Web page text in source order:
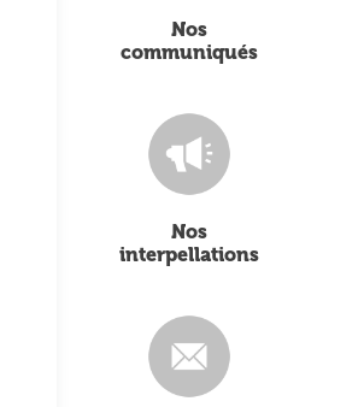
Nos
communiqués
Nos
interpellations